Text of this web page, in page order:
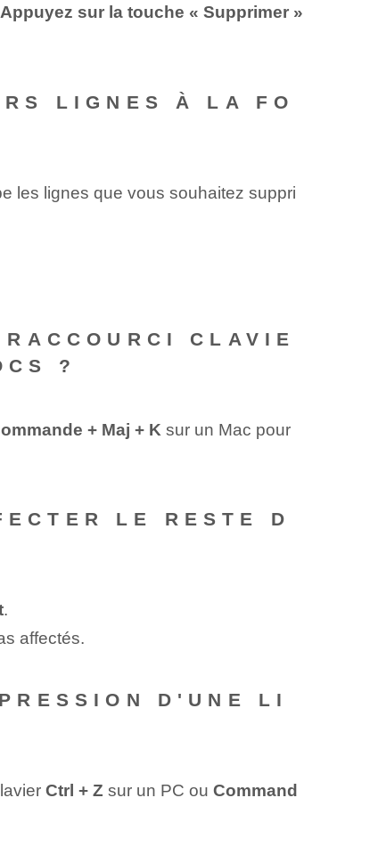
Appuyez sur la touche « Supprimer »
LIGNES À LA FO
les lignes que vous souhaitez suppri
CLAVIE
?
+ Maj + K sur un Mac pour
LE RESTE D
.
affectés.
D'UNE LI
Ctrl + Z sur un PC ou Command